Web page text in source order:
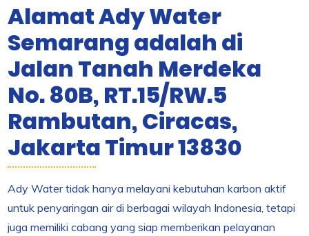
Alamat Ady Water
Semarang adalah di
Jalan Tanah Merdeka
No. 80B, RT.15/RW.5
Rambutan, Ciracas,
Jakarta Timur 13830
Ady Water tidak hanya melayani kebutuhan karbon aktif
untuk penyaringan air di berbagai wilayah Indonesia, tetapi
juga memiliki cabang yang siap memberikan pelayanan